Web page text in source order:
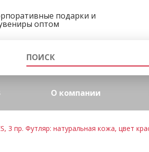
подарки и
оптом
О компании
3 пр. Футляр: натуральная кожа, цвет